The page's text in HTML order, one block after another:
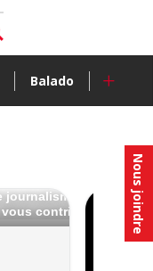
Nous joindre
Balado +